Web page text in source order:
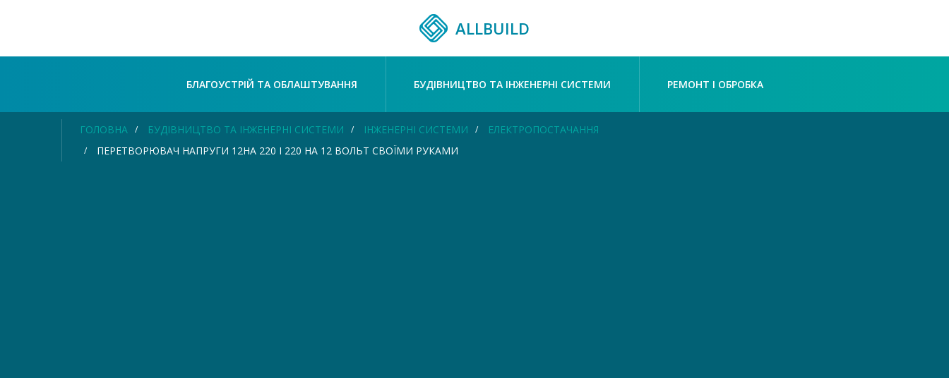
ALLBUILD
БЛАГОУСТРІЙ ТА ОБЛАШТУВАННЯ БУДІВНИЦТВО ТА ІНЖЕНЕРНІ СИСТЕМИ РЕМОНТ І ОБРОБКА
ГОЛОВНА БУДІВНИЦТВО ТА ІНЖЕНЕРНІ СИСТЕМИ ІНЖЕНЕРНІ СИСТЕМИ
ЕЛЕКТРОПОСТАЧАННЯ
ПЕРЕТВОРЮВАЧ НАПРУГИ 12НА 220 І 220 НА 12 ВОЛЬТ СВОЇМИ РУКАМИ